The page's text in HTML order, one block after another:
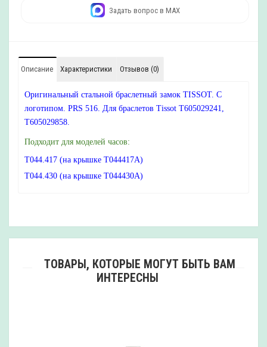
Задать вопрос в MAX
Описание Характеристики Отзывов (0)
Оригинальный стальной браслетный замок TISSOT. С
логотипом. PRS 516. Для браслетов Tissot T605029241,
T605029858.
Подходит для моделей часов:
T044.417 (на крышке T044417A)
T044.430 (на крышке T044430A)
ТОВАРЫ, КОТОРЫЕ МОГУТ БЫТЬ ВАМ
ИНТЕРЕСНЫ